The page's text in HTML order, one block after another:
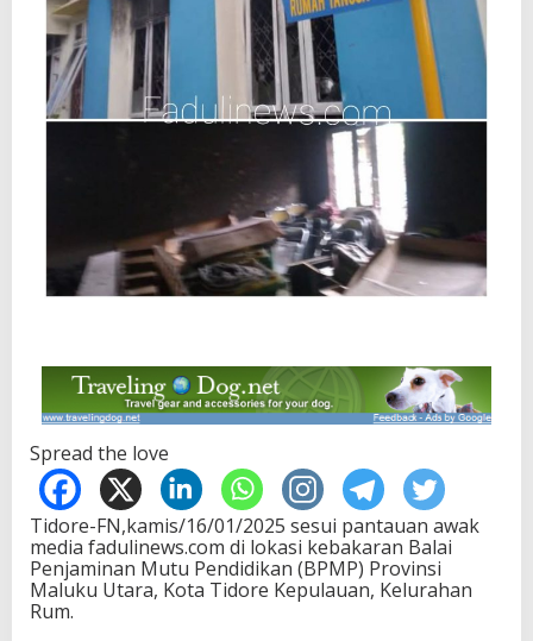
Spread the love
Tidore-FN,kamis/16/01/2025 sesui pantauan awak
media fadulinews.com di lokasi kebakaran Balai
Penjaminan Mutu Pendidikan (BPMP) Provinsi
Maluku Utara, Kota Tidore Kepulauan, Kelurahan
Rum.